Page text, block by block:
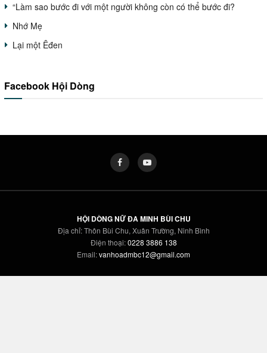
“Làm sao bước đi với một người không còn có thể bước đi?
Nhớ Mẹ
Lại một Êđen
Facebook Hội Dòng
HỘI DÒNG NỮ ĐA MINH BÙI CHU
Địa chỉ: Thôn Bùi Chu, Xuân Trường, Ninh Bình
Điện thoại:0228 3886 138
Email:vanhoadmbc12@gmail.com